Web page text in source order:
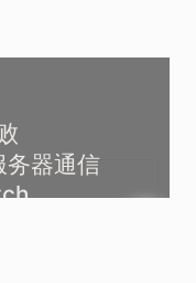
务器通信